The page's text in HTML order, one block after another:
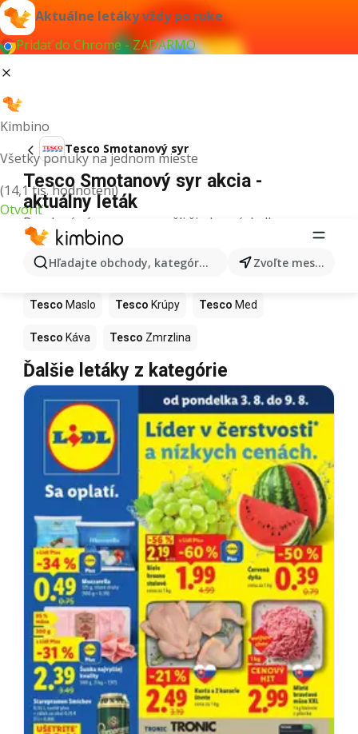
Aktuálne letáky vždy po ruke
Pridať do Chrome - ZADARMO
Kimbino
Všetky ponuky na jednom mieste
(14,1 tis. hodnotení)
Otvoriť
Hľadajte obchody, kategórie, produkty... Zvoľte mesto
Tesco Smotanový syr
Tesco Smotanový syr akcia -
aktuálny leták
Pre daný výraz sme nenašli žiadne výsledky.
Ďalšie produkty v obchodoch Tesco
Tesco Pizza Tesco Kiwi Mango
Tesco Maslo Tesco Krúpy Tesco Med
Tesco Káva Tesco Zmrzlina
Ďalšie letáky z kategórie